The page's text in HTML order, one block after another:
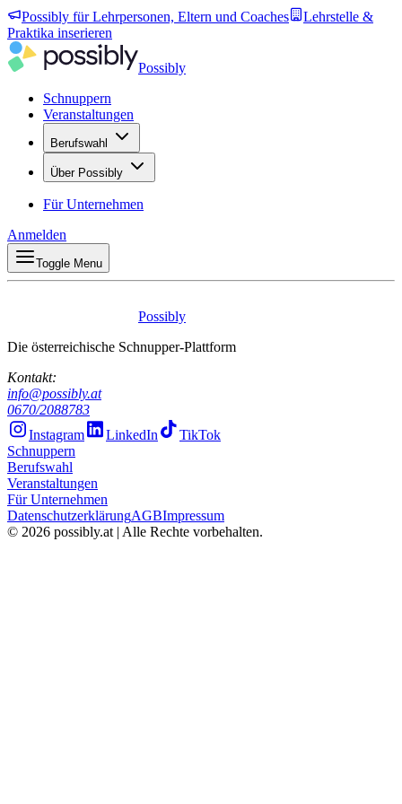
Possibly für Lehrpersonen, Eltern und Coaches
Lehrstelle &
Praktika inserieren
Possibly
Schnuppern
Veranstaltungen
Berufswahl
Über Possibly
Für Unternehmen
Anmelden
Toggle Menu
Possibly
Die österreichische Schnupper-Plattform
Kontakt:
info@possibly.at
0670/2088783
Instagram
LinkedIn
TikTok
Schnuppern
Berufswahl
Veranstaltungen
Für Unternehmen
DatenschutzerklärungAGBImpressum
© 2026 possibly.at | Alle Rechte vorbehalten.